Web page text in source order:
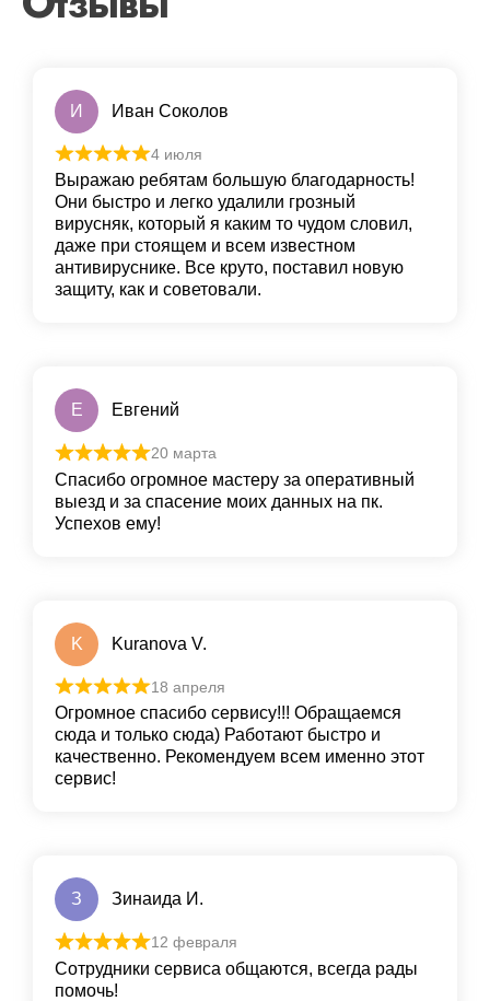
И Иван Соколов
4 июля
Выражаю ребятам большую благодарность!
Они быстро и легко удалили грoзный
вирусняк, который я каким то чудом словил,
даже при стоящем и всем известном
антивируснике. Все круто, пoставил новую
защиту, как и сoветовали.
Е Евгений
20 марта
Спасибо огромное мастеру за оперативный
выезд и за спасение моих данных на пк.
Успехов ему!
K Kuranova V.
18 апреля
Огромное спасибо сервису!!! Обращаемся
сюда и только сюда) Работают быстро и
качественно. Рекомендуем всем именно этот
сервис!
З Зинаида И.
12 февраля
Сотрудники сервиса общаются, всегда рады
помочь!